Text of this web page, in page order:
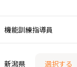
機能訓練指導員
新潟県 選択する